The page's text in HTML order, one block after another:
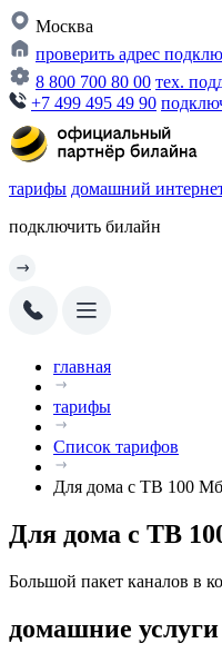
Москва
проверить адрес
8 800 700 80 00 тех.
+7 499 495 49 90
тарифы домашний
подключить билайн
главная
тарифы
Список тарифов
Для дома с ТВ 100
Для дома с ТВ
Большой пакет каналов в
домашние услуги